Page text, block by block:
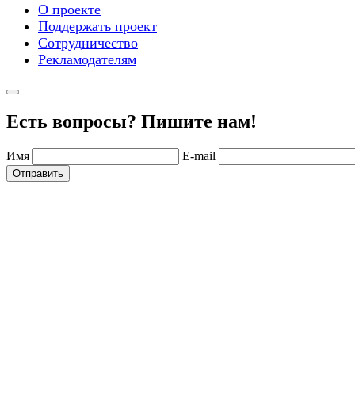
О проекте
Поддержать проект
Сотрудничество
Рекламодателям
Есть вопросы? Пишите нам!
Имя E-mail